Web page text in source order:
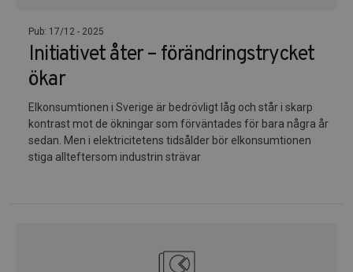
Pub: 17/12 - 2025
Initiativet åter – förändringstrycket
ökar
Elkonsumtionen i Sverige är bedrövligt låg och står i skarp
kontrast mot de ökningar som förväntades för bara några år
sedan. Men i elektricitetens tidsålder bör elkonsumtionen
stiga allteftersom industrin strävar